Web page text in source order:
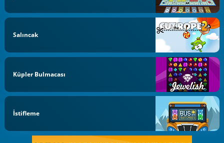
Salıncak
Küpler Bulmacası
İstifleme